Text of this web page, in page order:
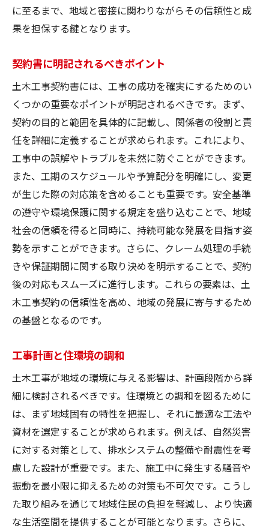
に至るまで、地域と密接に関わりながらその信頼性と成
果を担保する鍵となります。
契約書に明記されるべきポイント
土木工事契約書には、工事の成功を確実にするためのい
くつかの重要なポイントが明記されるべきです。まず、
契約の目的と範囲を具体的に記載し、関係者の役割と責
任を詳細に定義することが求められます。これにより、
工事中の誤解やトラブルを未然に防ぐことができます。
また、工期のスケジュールや予算配分を明確にし、変更
が生じた際の対応策を含めることも重要です。安全基準
の遵守や環境保護に関する規定を盛り込むことで、地域
社会の信頼を得ると同時に、持続可能な発展を目指す姿
勢を示すことができます。さらに、クレーム処理の手続
きや保証期間に関する取り決めを明示することで、契約
後の対応もスムーズに進行します。これらの要素は、土
木工事契約の信頼性を高め、地域の発展に寄与するため
の基盤となるのです。
工事計画と住環境の調和
土木工事が地域の環境に与える影響は、計画段階から詳
細に検討されるべきです。住環境との調和を図るために
は、まず地域固有の特性を把握し、それに最適な工法や
資材を選定することが求められます。例えば、自然災害
に対する対策として、排水システムの整備や耐震性を考
慮した設計が重要です。また、施工中に発生する騒音や
振動を最小限に抑えるための対策も不可欠です。こうし
た取り組みを通じて地域住民の負担を軽減し、より快適
な生活空間を提供することが可能となります。さらに、